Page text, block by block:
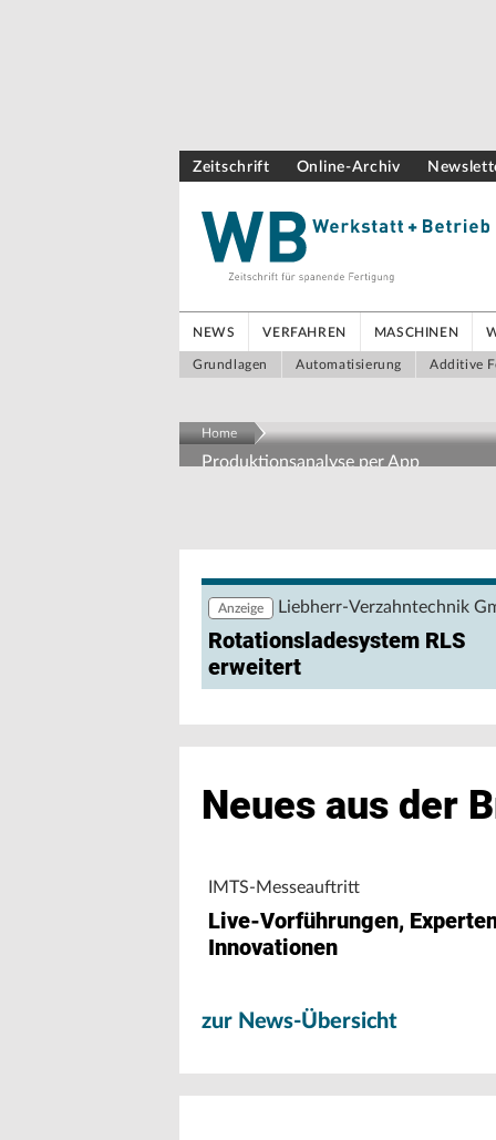
Zeitschrift Online-Archiv
NEWS VERFAHREN MASCHINEN
Grundlagen Automatisierung Additive
Home
Produktionsanalyse per App
nutzen? Eine browserbasierte
Maschinendaten und unterstützt
Maschinenleistung, Stillständen und
Anzeige Liebherr-Verzahntechnik
Rotationsladesystem RLS
erweitert
Neues aus der
IMTS-Messeauftritt
Live-Vorführungen,
Innovationen
zur News-Übersicht